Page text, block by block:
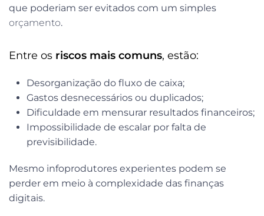
que poderiam ser evitados com um simples
orçamento.
Entre os riscos mais comuns, estão:
Desorganização do fluxo de caixa;
Gastos desnecessários ou duplicados;
Dificuldade em mensurar resultados financeiros;
Impossibilidade de escalar por falta de
previsibilidade.
Mesmo infoprodutores experientes podem se
perder em meio à complexidade das finanças
digitais.